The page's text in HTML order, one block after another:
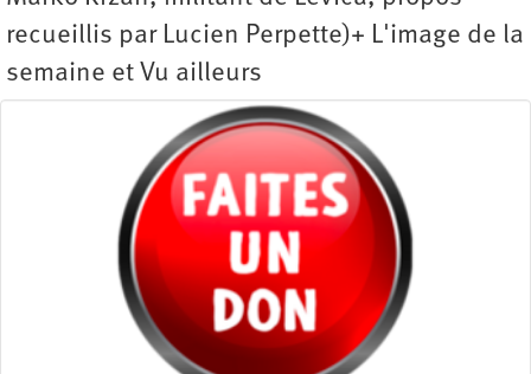
recueillis par Lucien Perpette)+ L'image de la
semaine et Vu ailleurs